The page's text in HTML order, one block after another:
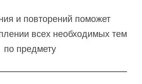
и повторений поможет
всех необходимых тем
по предмету